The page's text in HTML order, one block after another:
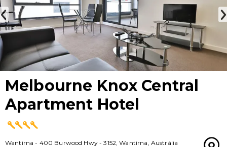
Melbourne Knox Central
Apartment Hotel
Wantirna - 400 Burwood Hwy-3152,Wantirna, Austrália